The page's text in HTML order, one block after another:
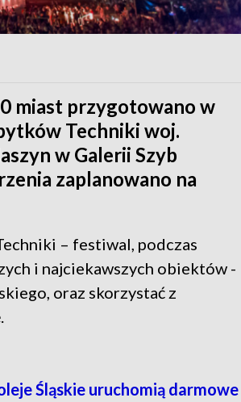
miast przygotowano w
Techniki woj.
w Galerii Szyb
zaplanowano na
– festiwal, podczas
i najciekawszych obiektów -
oraz skorzystać z
Śląskie uruchomią darmowe